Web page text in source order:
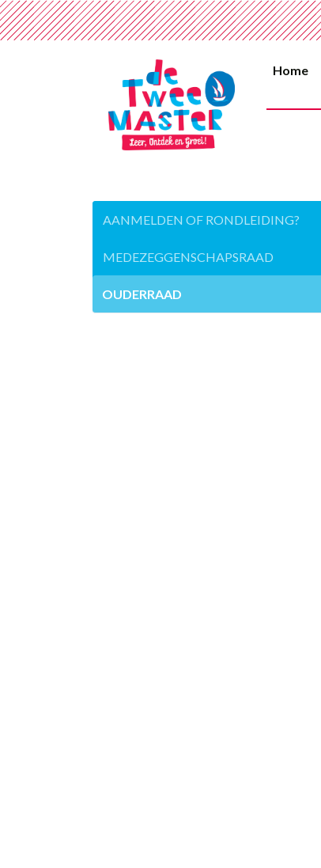
Home
AANMELDEN OF RONDLEIDING?
MEDEZEGGENSCHAPSRAAD
OUDERRAAD